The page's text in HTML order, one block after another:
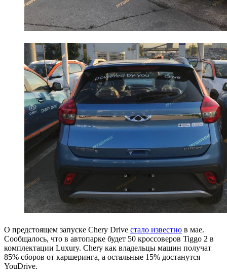
О предстоящем запуске Chery Drive стало известно в мае.
Сообщалось, что в автопарке будет 50 кроссоверов Tiggo 2 в
комплектации Luxury. Chery как владельцы машин получат
85% сборов от каршеринга, а остальные 15% достанутся
YouDrive.